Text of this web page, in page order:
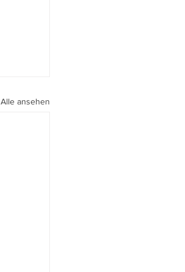
Alle ansehen